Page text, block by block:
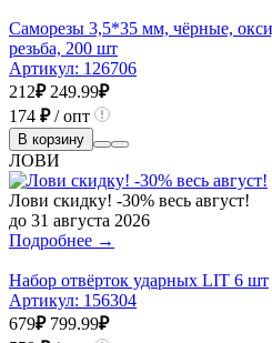
Саморезы 3,5*35 мм, чёрные,
резьба, 200 шт
Артикул: 126706
212₽ 249.99₽
174 ₽/ опт
В корзину
ЛОВИ
Лови скидку! -30% весь август!
до 31 августа 2026
Подробнее →
Набор отвёрток ударных LIT 6 шт
Артикул: 156304
679₽ 799.99₽